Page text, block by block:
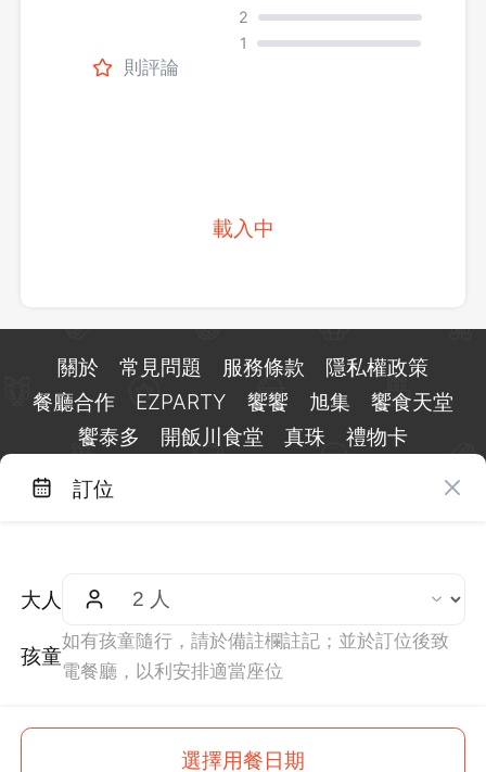
則評論
2
1
載入中
訂位
大人
孩童
如有孩童隨行，請於備註欄註記；並於訂位後致
電餐廳，以利安排適當座位
選擇用餐日期
600 起
關於 常見問題 服務條款
隱私權政策
餐廳合作
EZPARTY 饗饗 旭集
饗食天堂
饗泰多
開飯川食堂 真珠 禮物卡
週一至週日 10:00 至 18:00（國定假日除外）
統編：29084823
protected by reCAPTCHA